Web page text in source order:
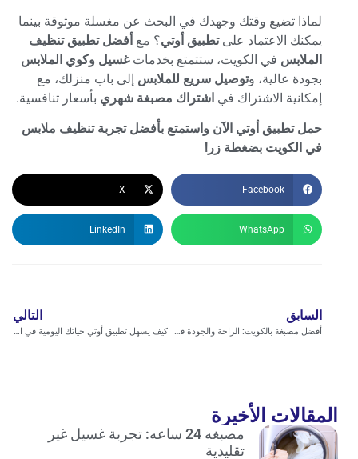
لماذا تضيع وقتك وجهدك في البحث عن مغسلة موثوقة بينما
يمكنك الاعتماد علىتطبيق أوتي؟ مع أفضل تطبيق تنظيف
الملابس في الكويت، ستتمتع بخدماتغسيل وكوي الملابس
بجودة عالية، وتوصيل سريع للملابس إلى باب منزلك، مع
إمكانية الاشتراك في اشتراك مصبغة شهري بأسعار تنافسية.
حمل تطبيق أوتي الآن واستمتع بأفضل تجربة تنظيف ملابس
في الكويت بضغطة زر !
Facebook
X
WhatsApp
LinkedIn
السابق
أفضل مصبغة بالكويت: الراحة والجودة في تطبيق اوتي #1
التالي
كيف يسهل تطبيق أوتي حياتك اليومية في الكويت 24 ساعة؟
المقالات الأخيرة
مصبغه 24 ساعه: تجربة غسيل غير
تقليدية